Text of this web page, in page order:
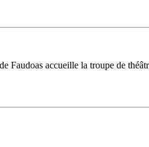
Faudoas accueille la troupe de